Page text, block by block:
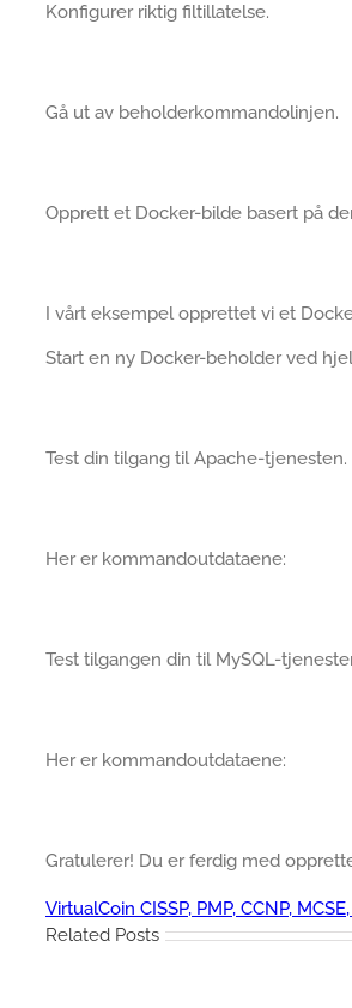
Konfigurer riktig filtillatelse.
Gå ut av beholderkommandolinjen.
Opprett et Docker-bilde basert på
I vårt eksempel opprettet vi et
Start en ny Docker-beholder ved
Test din tilgang til Apache-tjenesten.
Her er kommandoutdataene:
Test tilgangen din til MySQL-
Her er kommandoutdataene:
Gratulerer! Du er ferdig med
VirtualCoin CISSP, PMP, CCNP,
Related Posts